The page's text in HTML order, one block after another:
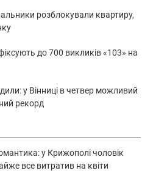
розблокували квартиру,
до 700 викликів «103» на
у Вінниці в четвер можливий
рекорд
у Крижополі чоловік
все витратив на квіти